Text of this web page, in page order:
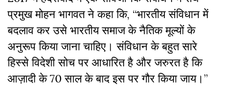
प्रमुख मोहन भागवत ने कहा कि, “भारतीय संविधान में
बदलाव कर उसे भारतीय समाज के नैतिक मूल्यों के
अनुरूप किया जाना चाहिए। संविधान के बहुत सारे
हिस्से विदेशी सोच पर आधारित है और जरुरत है कि
आज़ादी के 70 साल के बाद इस पर गौर किया जाय।”